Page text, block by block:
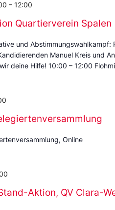
Quartierverein Spalen
– 12:00
und Abstimmungswahlkampf:
Manuel Kreis und
deine Hilfe! 10:00 – 12:00
Online
Aktion, QV Clara-